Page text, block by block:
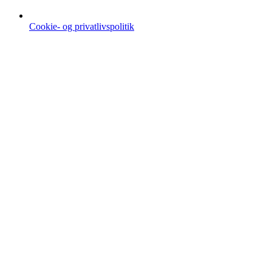
Cookie- og privatlivspolitik